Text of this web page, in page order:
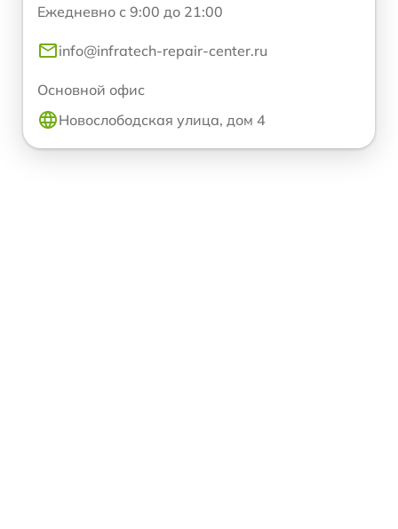
Ежедневно с 9:00 до 21:00
info@infratech-repair-center.ru
Основной офис
Новослободская улица, дом 4